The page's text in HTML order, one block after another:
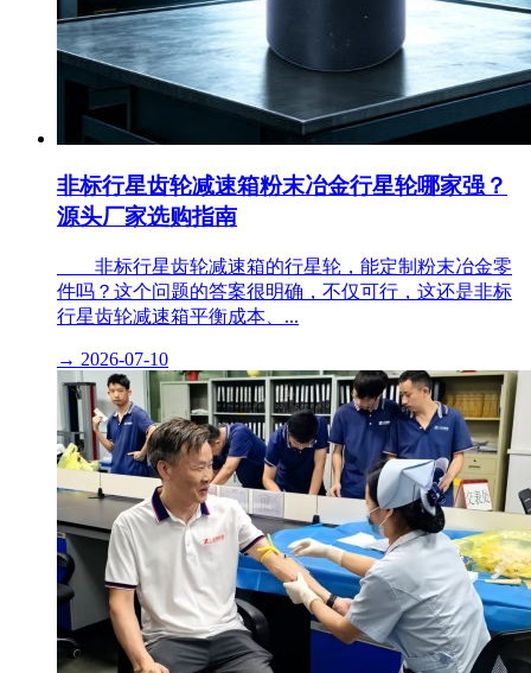
非标行星齿轮减速箱粉末冶金行星轮哪家强？
源头厂家选购指南
非标行星齿轮减速箱的行星轮，能定制粉末冶金零
件吗？这个问题的答案很明确，不仅可行，这还是非标
行星齿轮减速箱平衡成本、...
→ 2026-07-10